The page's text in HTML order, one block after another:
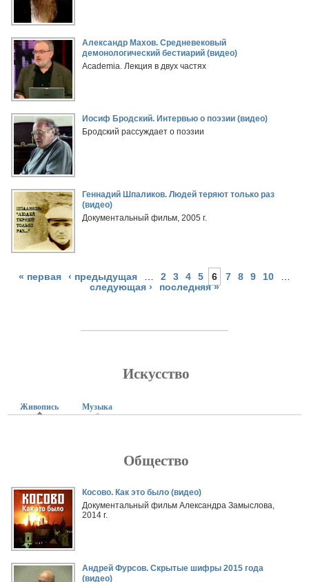
Александр Махов. Средневековый
демонологический бестиарий (видео)
Academia. Лекция в двух частях
Иосиф Бродский. Интервью о поэзии (видео)
Бродский рассуждает о поэзии
Геннадий Шпаликов. Людей теряют только раз
(видео)
Документальный фильм, 2005 г.
« первая ‹ предыдущая 2 3 4 5 6 7 8 9 10
следующая ›
последняя »
Искусство
Живопись (активная вкладка)
Музыка
Общество
Косово. Как это было (видео)
Документальный фильм Александра Замыслова,
2014 г.
Андрей Фурсов. Скрытые шифры 2015 года
(видео)
Страницы